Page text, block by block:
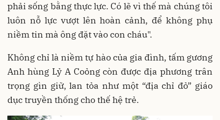
phải sống bằng thực lực. Có lẽ vì thế mà chúng tôi
luôn nỗ lực vượt lên hoàn cảnh, để không phụ
niềm tin mà ông đặt vào con cháu".
Không chỉ là niềm tự hào của gia đình, tấm gương
Anh hùng Lỷ A Coỏng còn được địa phương trân
trọng gìn giữ, lan tỏa như một “địa chỉ đỏ” giáo
dục truyền thống cho thế hệ trẻ.